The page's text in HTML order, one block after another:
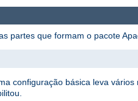
partes que formam o pacote
configuração básica leva